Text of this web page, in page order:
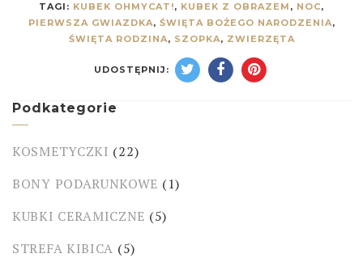
TAGI: KUBEK OHMYCAT!, KUBEK Z OBRAZEM , NOC,
PIERWSZA GWIAZDKA, ŚWIĘTA BOŻEGO NARODZENIA,
ŚWIĘTA RODZINA, SZOPKA, ZWIERZĘTA
UDOSTĘPNIJ:
Podkategorie
KOSMETYCZKI (22)
BONY PODARUNKOWE (1)
KUBKI CERAMICZNE (5)
STREFA KIBICA (5)